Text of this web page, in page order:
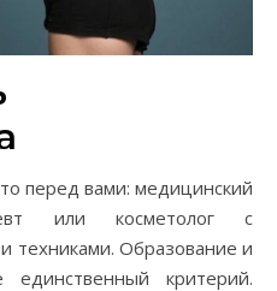
перед вами: медицинский
или косметолог с
техниками. Образование и
критерий.